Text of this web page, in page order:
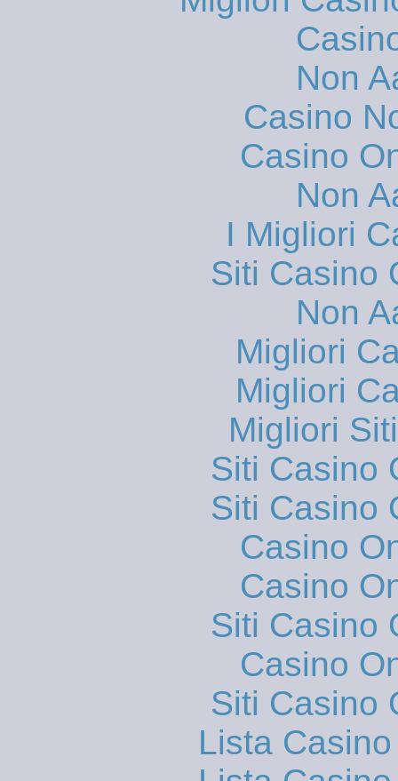
Non
Casino
Casino
Non
I Migliori
Siti Casino
Non
Migliori
Migliori
Migliori
Siti Casino
Siti Casino
Casino
Casino
Siti Casino
Casino
Siti Casino
Lista